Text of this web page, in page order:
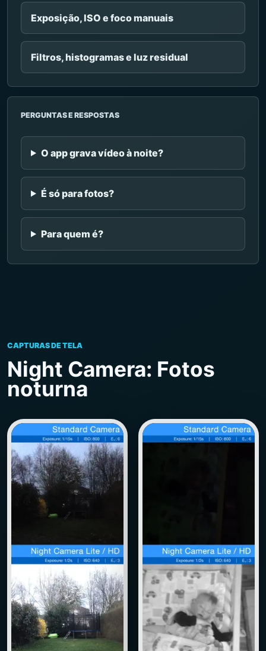
Exposição, ISO e foco manuais
Filtros, histogramas e luz residual
PERGUNTAS E RESPOSTAS
O app grava vídeo à noite?
É só para fotos?
Para quem é?
CAPTURAS DE TELA
Night Camera: Fotos
noturna